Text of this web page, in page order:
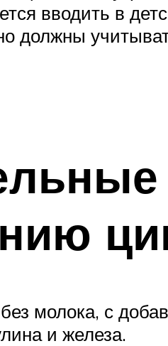
вводить в
должны
молока, с
и железа.